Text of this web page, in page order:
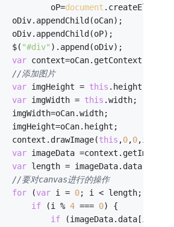
oP=
document
oDiv.appendChild(oCan);
oDiv.appendChild(oP);
$(
"#div" ).append(oDiv);
var context=oCan.getContext(
//添加图片
var imgHeight = this .height;
var imgWidth = this .width;
imgWidth=oCan.width;
imgHeight=oCan.height;
context.drawImage(
this ,0,0
var imageData
var length =
//要对canvas进行的操作
for (var i = 0; i < length; i++)
if (i % 4 === 0) {
if (imageData.data[i +